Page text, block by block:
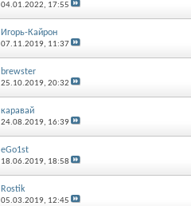
04.01.2022, 17:55
Игорь-Кайрон
07.11.2019, 11:37
brewster
25.10.2019, 20:32
каравай
24.08.2019, 16:39
eGo1st
18.06.2019, 18:58
Rostik
05.03.2019, 12:45